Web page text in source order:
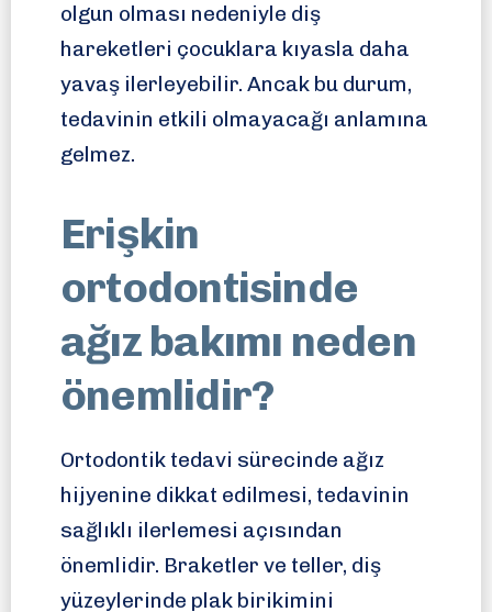
olgun olması nedeniyle diş
hareketleri çocuklara kıyasla daha
yavaş ilerleyebilir. Ancak bu durum,
tedavinin etkili olmayacağı anlamına
gelmez.
Erişkin
ortodontisinde
ağız bakımı neden
önemlidir?
Ortodontik tedavi sürecinde ağız
hijyenine dikkat edilmesi, tedavinin
sağlıklı ilerlemesi açısından
önemlidir. Braketler ve teller, diş
yüzeylerinde plak birikimini